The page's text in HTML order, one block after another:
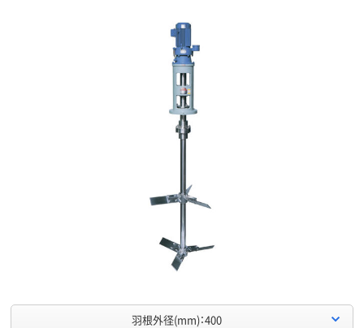
羽根外径(mm)：400